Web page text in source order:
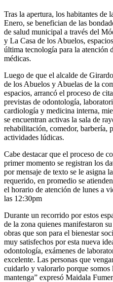
Tras la apertura, los habitantes de
Enero, se benefician de las
de salud municipal a través del
y La Casa de los Abuelos,
última tecnología para la atención
médicas.
Luego de que el alcalde de
de los Abuelos y Abuelas de la
espacios, arrancó el proceso de
previstas de odontología,
cardiología y medicina interna,
se encuentran activas la sala de
rehabilitación, comedor, barbería,
actividades lúdicas.
Cabe destacar que el proceso de
primer momento se registran los
por mensaje de texto se le asigna
requerido, en promedio se
el horario de atención de lunes a
las 12:30pm
Durante un recorrido por estos
de la zona quienes manifestaron
obras que son para el bienestar
muy satisfechos por esta nueva
odontología, exámenes de
excelente. Las personas que
cuidarlo y valorarlo porque somos
mantenga” expresó Maidala